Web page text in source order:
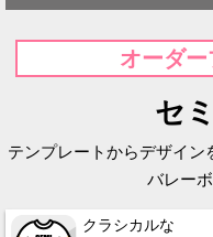
オーダ
セ
テンプレートからデザイン
バレー
クラシカルな